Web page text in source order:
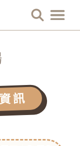
訊